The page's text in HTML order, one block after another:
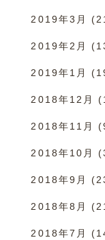
2019年3月
2019年2月
2019年1月
2018年12月
2018年11月
2018年10月
2018年9月
2018年8月
2018年7月